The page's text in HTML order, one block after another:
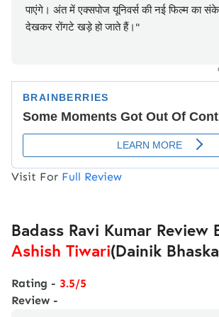
पाएंगे। अंत में एक्सपोज यूनिवर्स की नई फिल्म का
देखकर रोंगटे खड़े हो जाते हैं।"
Visit For Full Review
Badass Ravi Kumar Review
Ashish Tiwari(Dainik
Rating - 3.5/5
Review -